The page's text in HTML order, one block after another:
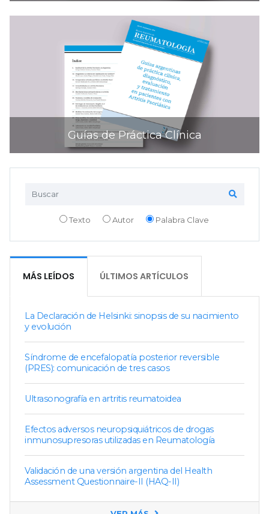
Guías de Práctica Clínica
Texto Autor Palabra Clave
MÁS LEÍDOS ÚLTIMOS ARTÍCULOS
La Declaración de Helsinki: sinopsis de su nacimiento
y evolución
Síndrome de encefalopatía posterior reversible
(PRES): comunicación de tres casos
Ultrasonografía en artritis reumatoidea
Efectos adversos neuropsiquiátricos de drogas
inmunosupresoras utilizadas en Reumatología
Validación de una versión argentina del Health
Assessment Questionnaire-II (HAQ-II)